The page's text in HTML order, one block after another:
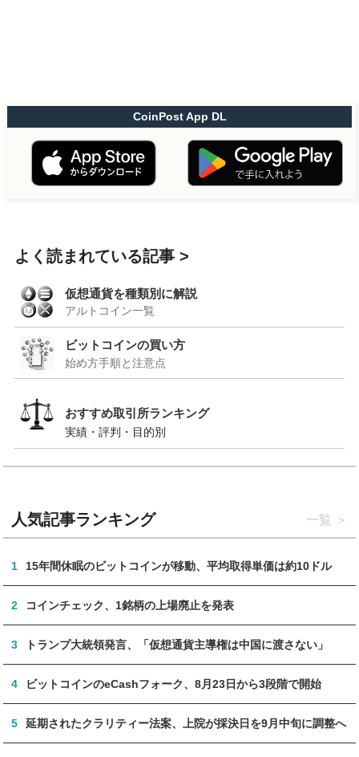
CoinPost App DL
よく読まれている記事
仮想通貨を種類別に解説
アルトコイン一覧
ビットコインの買い方
始め方手順と注意点
おすすめ取引所ランキング
実績・評判・目的別
人気記事ランキング 一覧
1 15年間休眠のビットコインが移動、平均取得単価は約10ドル
2 コインチェック、1銘柄の上場廃止を発表
3 トランプ大統領発言、「仮想通貨主導権は中国に渡さない」
4 ビットコインのeCashフォーク、8月23日から3段階で開始
5 延期されたクラリティー法案、上院が採決日を9月中旬に調整へ